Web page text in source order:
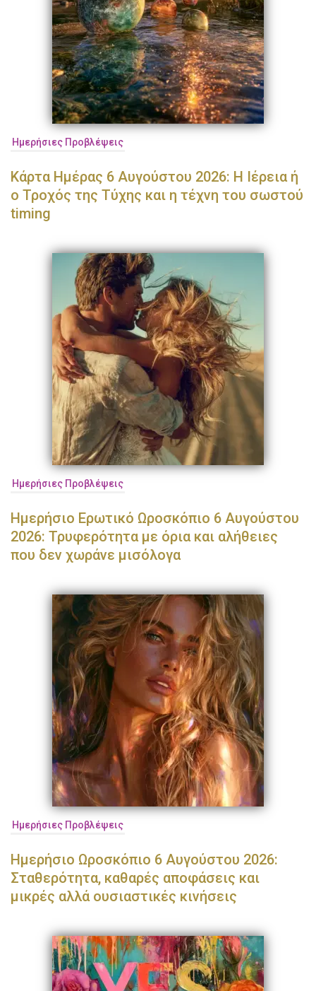
Ημερήσιες Προβλέψεις
Κάρτα Ημέρας 6 Αυγούστου 2026: Η Ιέρεια ή
ο Τροχός της Τύχης και η τέχνη του σωστού
timing
Ημερήσιες Προβλέψεις
Ημερήσιο Ερωτικό Ωροσκόπιο 6 Αυγούστου
2026: Τρυφερότητα με όρια και αλήθειες
που δεν χωράνε μισόλογα
Ημερήσιες Προβλέψεις
Ημερήσιο Ωροσκόπιο 6 Αυγούστου 2026:
Σταθερότητα, καθαρές αποφάσεις και
μικρές αλλά ουσιαστικές κινήσεις